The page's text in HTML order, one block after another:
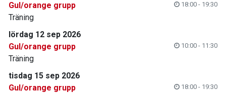
Gul/orange grupp
18:00 - 19:30
Träning
lördag 12 sep 2026
Gul/orange grupp
10:00 - 11:30
Träning
tisdag 15 sep 2026
Gul/orange grupp
18:00 - 19:30